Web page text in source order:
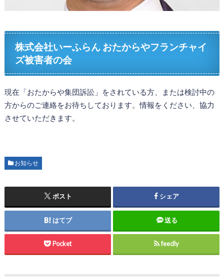
株式会社いーふらん おたからやフランチャイ
ズ被害者の会
現在「おたからや集団訴訟」をされている方、または検討中の
方からのご連絡をお待ちしております。情報をください、協力
させていただきます。
お知らせ
ポスト シェア
はてブ 送る
Pocket feedly